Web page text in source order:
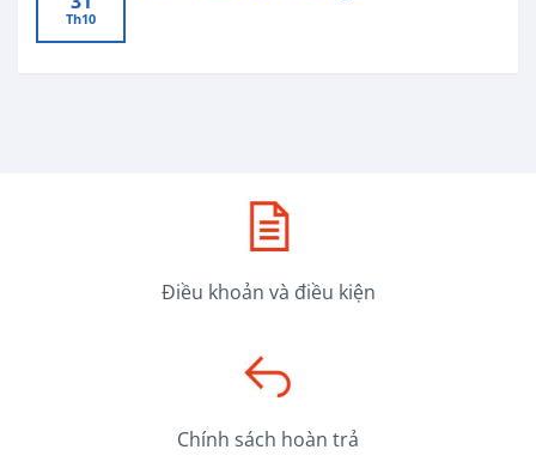
Th10
Điều khoản và điều kiện
Chính sách hoàn trả